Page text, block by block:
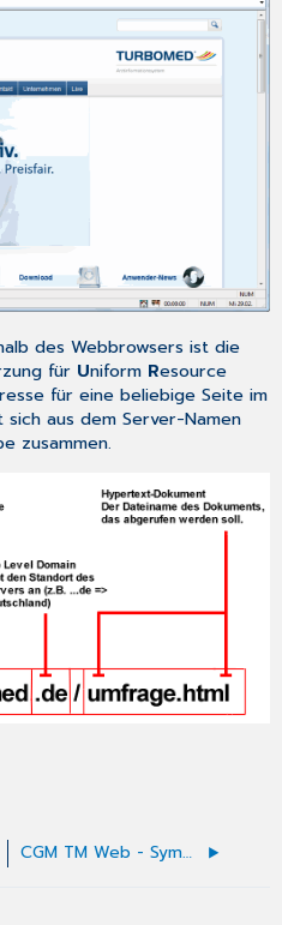
des Webbrowsers ist die
für Uniform Resource
für eine beliebige Seite im
aus dem Server-Namen
zusammen.
CGM TM Web - Symbole